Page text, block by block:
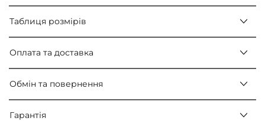
Таблиця розмірів
Оплата та доставка
Обмін та повернення
Гарантія